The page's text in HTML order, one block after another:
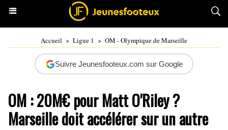
Accueil > Ligue 1 > OM - Olympique de Marseille
Suivre Jeunesfooteux.com sur Google
OM : 20M€ pour Matt O'Riley ?
Marseille doit accélérer sur un autre